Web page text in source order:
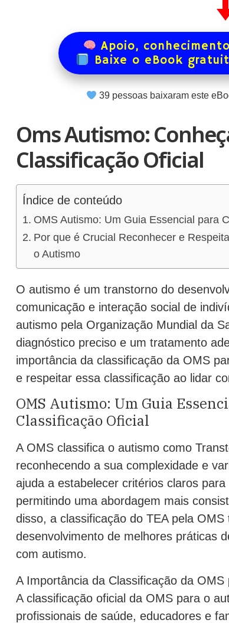
Apoio,
Baixe o eBook
39pessoas baixaram este
Oms Autismo:
Classificação Oficial
Índice de conteúdo
OMS Autismo: Um Guia Essencial para
Por que é Crucial Reconhecer e
o Autismo
O autismo é um transtorno do
comunicação e interação social de
autismo pela Organização Mundial da
diagnóstico preciso e um tratamento
importância da classificação da OMS
e respeitar essa classificação ao lidar
OMS Autismo: Um Guia
Classificação Oficial
A OMS classifica o autismo como
reconhecendo a sua complexidade e
ajuda a estabelecer critérios claros
permitindo uma abordagem mais
disso, a classificação do TEA pela
desenvolvimento de melhores práticas
com autismo.
A Importância da Classificação da OMS
A classificação oficial da OMS para o
profissionais de saúde, educadores e